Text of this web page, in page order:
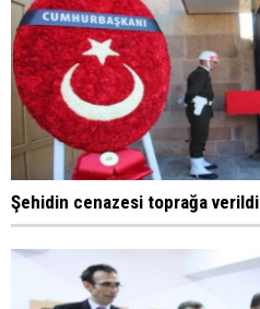
Şehidin cenazesi toprağa verildi